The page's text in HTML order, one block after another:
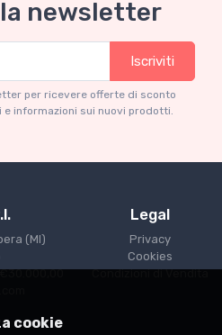
Metallic Silver Press
18
newsletter
Iscriviti
per ricevere offerte di sconto
informazioni sui nuovi prodotti.
(MI)
Legal
Privacy
Cookies
Condizioni di Vendita
cookie